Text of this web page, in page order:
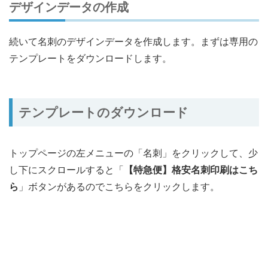
デザインデータの作成
続いて名刺のデザインデータを作成します。まずは専用の
テンプレートをダウンロードします。
テンプレートのダウンロード
トップページの左メニューの「名刺」をクリックして、少
し下にスクロールすると「
【特急便】格安名刺印刷はこち
ら 」ボタンがあるのでこちらをクリックします。